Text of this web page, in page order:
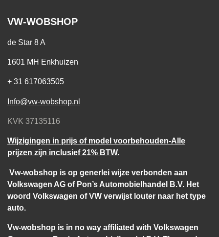
VW-WOBSHOP
de Star 8 A
1601 MH Enkhuizen
+ 31 617063505
Info@vw-wobshop.nl
KVK 37135116
Wijzigingen in prijs of model voorbehouden-Alle
prijzen zijn inclusief 21% BTW.
Vw-wobshop is op generlei wijze verbonden aan
Volkswagen AG of Pon’s Automobielhandel B.V. Het
woord Volkswagen of VW verwijst louter naar het type
auto.
Vw-wobshop is in no way affiliated with Volkswagen